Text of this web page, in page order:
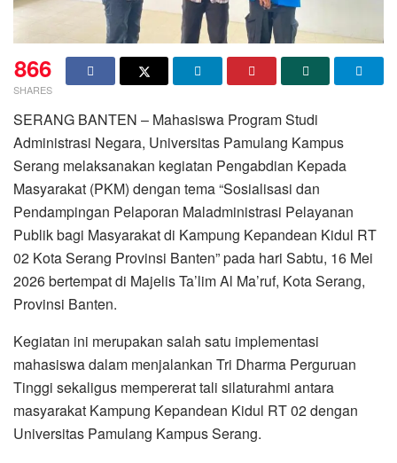
866
SHARES
SERANG BANTEN – Mahasiswa Program Studi
Administrasi Negara, Universitas Pamulang Kampus
Serang melaksanakan kegiatan Pengabdian Kepada
Masyarakat (PKM) dengan tema “Sosialisasi dan
Pendampingan Pelaporan Maladministrasi Pelayanan
Publik bagi Masyarakat di Kampung Kepandean Kidul RT
02 Kota Serang Provinsi Banten” pada hari Sabtu, 16 Mei
2026 bertempat di Majelis Ta’lim Al Ma’ruf, Kota Serang,
Provinsi Banten.
Kegiatan ini merupakan salah satu implementasi
mahasiswa dalam menjalankan Tri Dharma Perguruan
Tinggi sekaligus mempererat tali silaturahmi antara
masyarakat Kampung Kepandean Kidul RT 02 dengan
Universitas Pamulang Kampus Serang.